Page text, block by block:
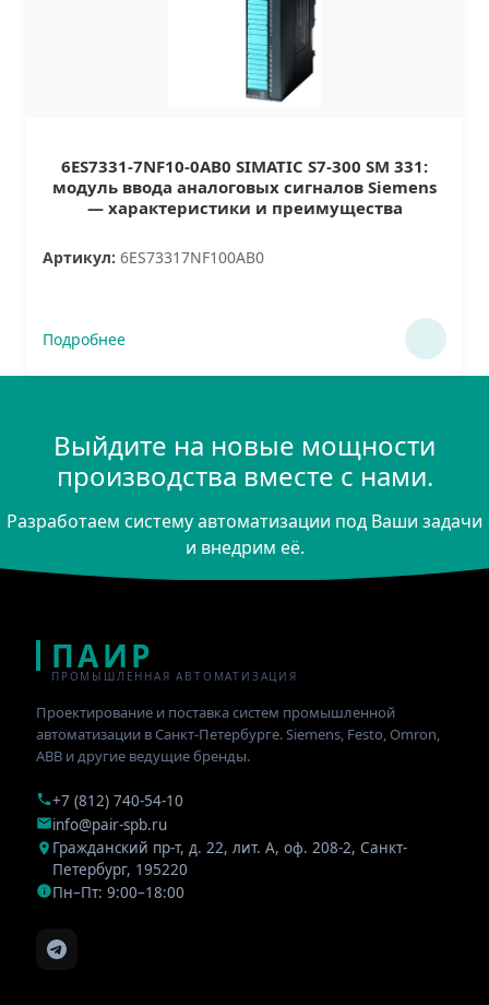
6ES7331-7NF10-0AB0 SIMATIC S7-300 SM 331:
модуль ввода аналоговых сигналов Siemens
— характеристики и преимущества
Артикул: 6ES73317NF100AB0
Подробнее
Выйдите на новые мощности
производства вместе с нами.
Разработаем систему автоматизации под Ваши задачи
и внедрим её.
ПАИР
ПРОМЫШЛЕННАЯ АВТОМАТИЗАЦИЯ
Проектирование и поставка систем промышленной
автоматизации в Санкт-Петербурге. Siemens, Festo, Omron,
ABB и другие ведущие бренды.
+7 (812) 740-54-10
info@pair-spb.ru
Гражданский пр-т, д. 22, лит. А, оф. 208-2, Санкт-
Петербург, 195220
Пн–Пт: 9:00–18:00